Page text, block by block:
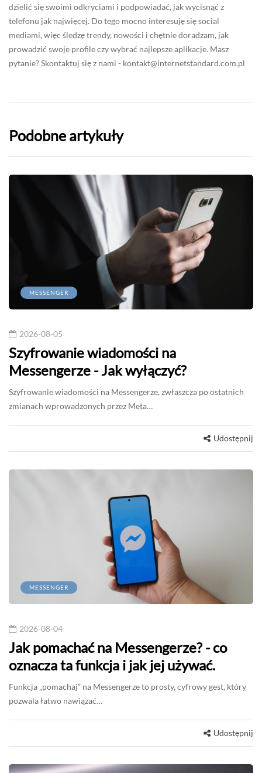
dzielić się swoimi odkryciami i podpowiadać, jak wycisnąć z
telefonu jak najwięcej. Do tego mocno interesuję się social
mediami, więc śledzę trendy, nowości i chętnie doradzam, jak
prowadzić swoje profile czy wybrać najlepsze aplikacje. Masz
pytanie? Skontaktuj się z nami - kontakt@internetstandard.com.pl
Podobne artykuły
MESSENGER
2026-08-05
Szyfrowanie wiadomości na
Messengerze - Jak wyłączyć?
Szyfrowanie wiadomości na Messengerze, zwłaszcza po ostatnich
zmianach wprowadzonych przez Meta…
Udostępnij
MESSENGER
2026-08-04
Jak pomachać na Messengerze? - co
oznacza ta funkcja i jak jej używać.
Funkcja „pomachaj” na Messengerze to prosty, cyfrowy gest, który
pozwala łatwo nawiązać…
Udostępnij